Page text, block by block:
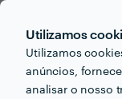
Utilizamos
Utilizamos
anúncios,
analisar o nosso
PERGUNTAS E
Em que